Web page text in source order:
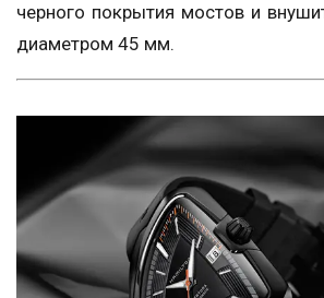
черного покрытия мостов и
диаметром 45 мм.